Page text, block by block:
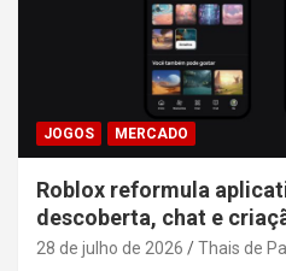
JOGOS MERCADO
Roblox reformula
descoberta, chat e
28 de julho de 2026 Thais de